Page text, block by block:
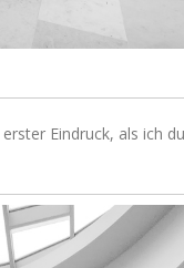
Eindruck, als ich